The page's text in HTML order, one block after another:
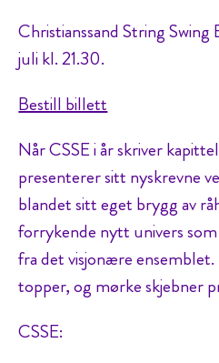
Christianssand String
juli kl. 21.30.
Bestill billett
Når CSSE i år skriver
presenterer sitt nyskrevne
blandet sitt eget brygg av
forrykende nytt univers
fra det visjonære ensemblet.
topper, og mørke skjebner
CSSE: